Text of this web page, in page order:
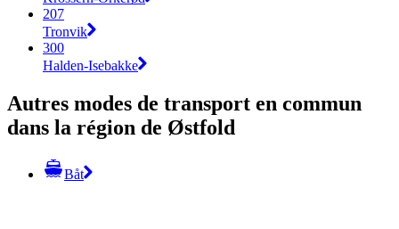
207
Tronvik
300
Halden-Isebakke
Autres modes de transport en commun
dans la région de Østfold
Båt